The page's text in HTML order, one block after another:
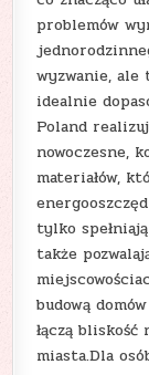
problemów
wyzwanie,
idealnie
Poland
nowoczesne,
materiałów,
tylko
także
budową
łączą
miasta.Dla